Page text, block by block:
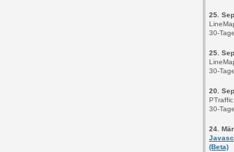
25.
30-
25.
30-
20.
30-
24.
(Beta)